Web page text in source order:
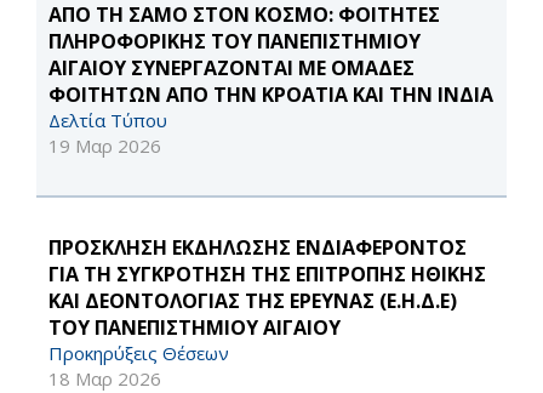
ΑΠΟ ΤΗ ΣΑΜΟ ΣΤΟΝ ΚΟΣΜΟ: ΦΟΙΤΗΤΕΣ
ΠΛΗΡΟΦΟΡΙΚΗΣ ΤΟΥ ΠΑΝΕΠΙΣΤΗΜΙΟΥ
ΑΙΓΑΙΟΥ ΣΥΝΕΡΓΑΖΟΝΤΑΙ ΜΕ ΟΜΑΔΕΣ
ΦΟΙΤΗΤΩΝ ΑΠΟ ΤΗΝ ΚΡΟΑΤΙΑ ΚΑΙ ΤΗΝ ΙΝΔΙΑ
Δελτία Τύπου
19 Μαρ 2026
ΠΡΟΣΚΛΗΣΗ ΕΚΔΗΛΩΣΗΣ ΕΝΔΙΑΦΕΡΟΝΤΟΣ
ΓΙΑ ΤΗ ΣΥΓΚΡΟΤΗΣΗ ΤΗΣ ΕΠΙΤΡΟΠΗΣ ΗΘΙΚΗΣ
ΚΑΙ ΔΕΟΝΤΟΛΟΓΙΑΣ ΤΗΣ ΕΡΕΥΝΑΣ (Ε.Η.Δ.Ε)
ΤΟΥ ΠΑΝΕΠΙΣΤΗΜΙΟΥ ΑΙΓΑΙΟΥ
Προκηρύξεις Θέσεων
18 Μαρ 2026